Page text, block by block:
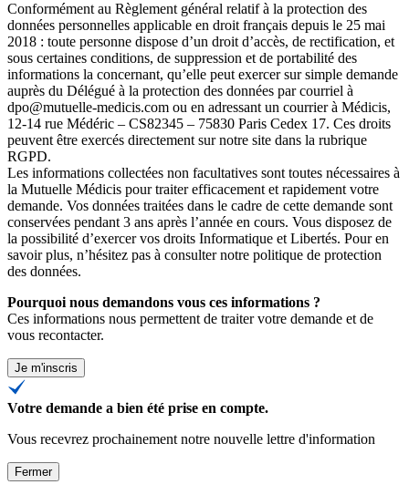
Conformément au Règlement général relatif à la protection des
données personnelles applicable en droit français depuis le 25 mai
2018 : toute personne dispose d’un droit d’accès, de rectification, et
sous certaines conditions, de suppression et de portabilité des
informations la concernant, qu’elle peut exercer sur simple demande
auprès du Délégué à la protection des données par courriel à
dpo@mutuelle-medicis.com ou en adressant un courrier à Médicis,
12-14 rue Médéric – CS82345 – 75830 Paris Cedex 17. Ces droits
peuvent être exercés directement sur notre site dans la rubrique
RGPD.
Les informations collectées non facultatives sont toutes nécessaires à
la Mutuelle Médicis pour traiter efficacement et rapidement votre
demande. Vos données traitées dans le cadre de cette demande sont
conservées pendant 3 ans après l’année en cours. Vous disposez de
la possibilité d’exercer vos droits Informatique et Libertés. Pour en
savoir plus, n’hésitez pas à consulternotre politique de protection
des données.
Pourquoi nous demandons vous ces informations ?
Ces informations nous permettent de traiter votre demande et de
vous recontacter.
Je m'inscris
Votre demande a bien été prise en compte.
Vous recevrez prochainement notre nouvelle lettre d'information
Fermer